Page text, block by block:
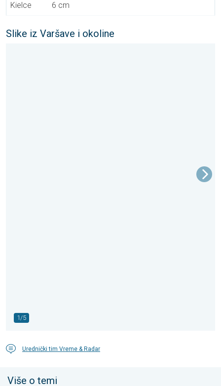
Kielce 6 cm
Slike iz Varšave i okoline
1/5
Urednički tim Vreme & Radar
Više o temi